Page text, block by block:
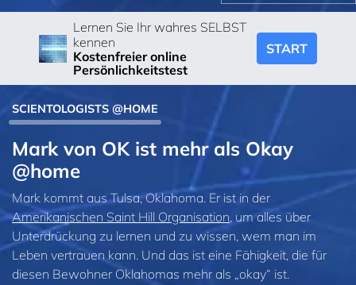
Lernen Sie Ihr wahres SELBST
kennen
Kostenfreier online
Persönlichkeitstest
START
SCIENTOLOGISTS @HOME
Mark von OK ist mehr als Okay
@home
Mark kommt aus Tulsa, Oklahoma. Er ist in der
Amerikanischen Saint Hill Organisation, um alles über
Unterdrückung zu lernen und zu wissen, wem man im
Leben vertrauen kann. Und das ist eine Fähigkeit, die für
diesen Bewohner Oklahomas mehr als „okay“ ist.